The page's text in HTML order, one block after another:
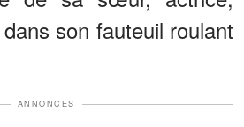
son fauteuil roulant
ANNONCES